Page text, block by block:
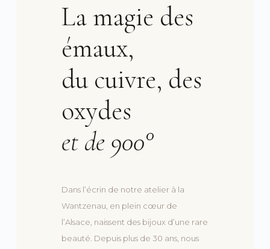
La magie des
émaux,
du cuivre, des
oxydes
et de 900°
Dans l’écrin de notre atelier à la
Wantzenau, en plein cœur de
l’Alsace, naissent des bijoux d’une rare
beauté. Depuis plus de 30 ans, nous